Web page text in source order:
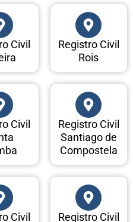
Civil
Registro Civil
Rois
Civil
Registro Civil
Santiago de
Compostela
Civil
Registro Civil